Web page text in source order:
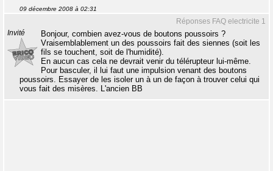
09 décembre 2008 à 02:31
Réponses FAQ electricite 1
Invité
Bonjour, combien avez-vous de boutons poussoirs ?
Vraisemblablement un des poussoirs fait des siennes (soit les
fils se touchent, soit de l'humidité).
En aucun cas cela ne devrait venir du télérupteur lui-même.
Pour basculer, il lui faut une impulsion venant des boutons
poussoirs. Essayer de les isoler un à un de façon à trouver celui qui
vous fait des misères. L'ancien BB